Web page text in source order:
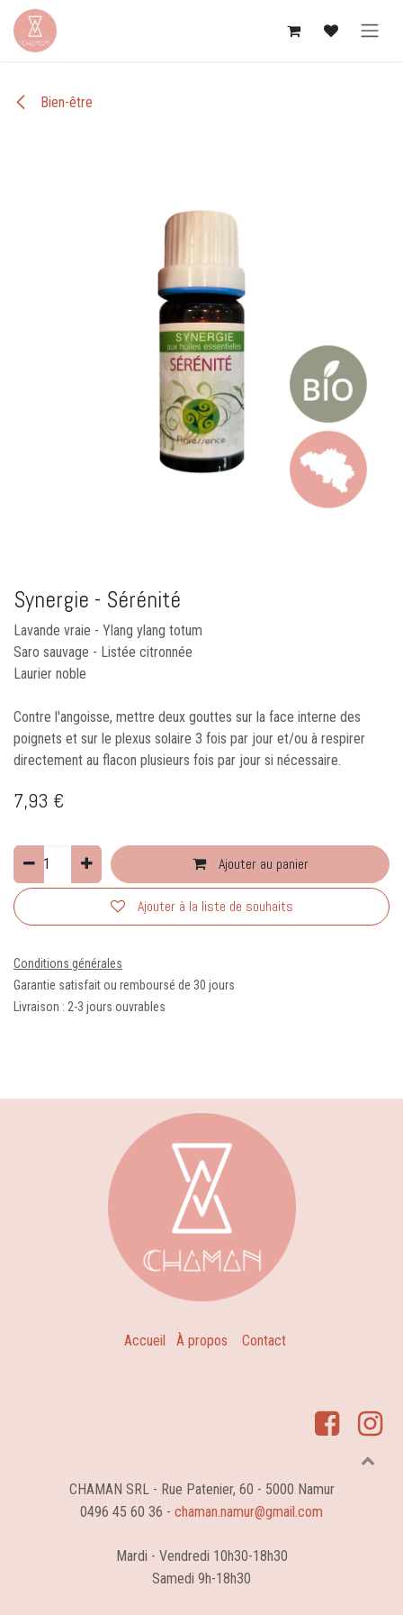
Se rendre au contenu
Bien-être
Synergie - Sérénité
Lavande vraie - Ylang ylang totum
Saro sauvage - Listée citronnée
Laurier noble
Contre l'angoisse, mettre deux gouttes sur la face interne des
poignets et sur le plexus solaire 3 fois par jour et/ou à respirer
directement au flacon plusieurs fois par jour si nécessaire.
7,93 €
Ajouter au panier
Ajouter à la liste de souhaits
Conditions générales
Garantie satisfait ou remboursé de 30 jours
Livraison : 2-3 jours ouvrables
Accueil À propos Contact
CHAMAN SRL - Rue Patenier, 60 - 5000 Namur
0496 45 60 36 - chaman.namur@gmail.com
Mardi - Vendredi 10h30-18h30
Samedi 9h-18h30